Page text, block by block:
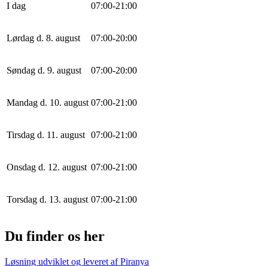
I dag 07:00-21:00
Lørdag d. 8. august 07:00-20:00
Søndag d. 9. august 07:00-20:00
Mandag d. 10. august 07:00-21:00
Tirsdag d. 11. august 07:00-21:00
Onsdag d. 12. august 07:00-21:00
Torsdag d. 13. august 07:00-21:00
Du finder os her
Løsning udviklet og leveret afPiranya